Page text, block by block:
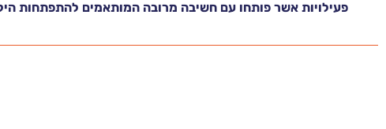
פעילויות אשר פותחו עם חשיבה מרובה המותאמים להתפתחות